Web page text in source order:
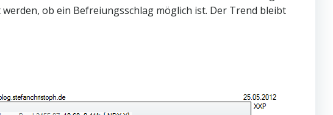
ob ein Befreiungsschlag möglich ist. Der Trend bleibt